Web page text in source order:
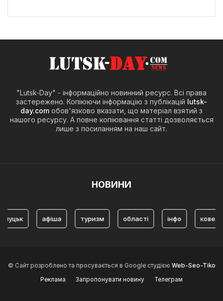
"Lutsk-Day" - інформаційно новинний ресурс. Всі права
застережено. Копіюючи інформацію з публікацій lutsk-
day.com обов'язково вказати, що матеріал взятий з
нашого ресурсу. А повне копіювання статті дозволяється
лише з посиланням на наш сайт.
НОВИНИ
афіша туризм області інфо ковель
© Сайт розроблено та просувається в Google студією Web-Seo-Tiko
Реклама
Запропонувати новину Телеграм